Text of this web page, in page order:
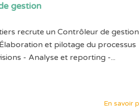
gestion
recrute un Contrôleur de gestion
et pilotage du processus
- Analyse et reporting -...
En savoir